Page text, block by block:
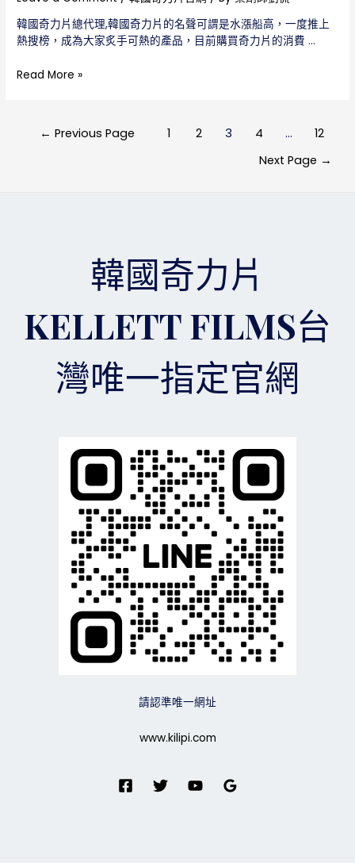
心
可
防
藥
韓國奇力片總代理,韓國奇力片的名聲可謂是水漲船高，一度推上
熱搜榜，成為大家炙手可熱的產品，目前購買奇力片的消費 …
韓
一
Read More »
← Previous Page 1 2 3 4 ...
12
Next Page →
韓國奇力片
KELLETT FILMS台
灣唯一指定官網
請認準唯一網址
www.kilipi.com